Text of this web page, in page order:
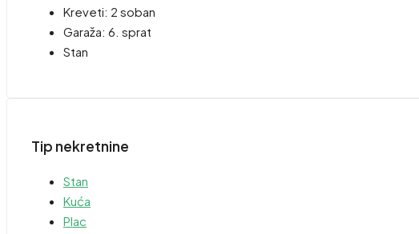
Kreveti: 2 soban
Garaža: 6. sprat
Stan
Tip nekretnine
Stan
Kuća
Plac